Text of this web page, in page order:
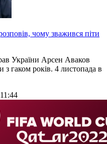
чому зважився піти
України Арсен Аваков
гаком років. 4 листопада в